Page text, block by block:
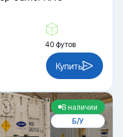
40 футов
Купить
В наличии
Б/У